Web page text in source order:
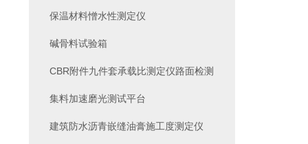
保温材料憎水性测定仪
碱骨料试验箱
CBR附件九件套承载比测定仪路面检测
集料加速磨光测试平台
建筑防水沥青嵌缝油膏施工度测定仪